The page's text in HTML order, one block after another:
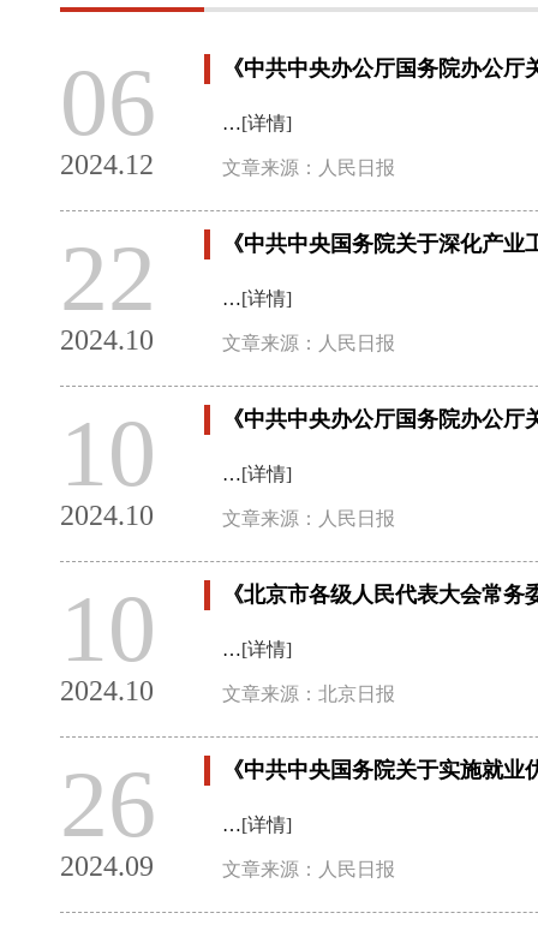
06
2024.12
《中共中央办公厅国务院办公
…[详情]
文章来源：人民日报
22
2024.10
《中共中央国务院关于深化产
…[详情]
文章来源：人民日报
10
2024.10
《中共中央办公厅国务院办公
…[详情]
文章来源：人民日报
10
2024.10
《北京市各级人民代表大会常
…[详情]
文章来源：北京日报
26
2024.09
《中共中央国务院关于实施就
…[详情]
文章来源：人民日报